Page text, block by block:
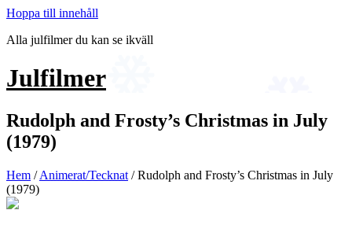
Hoppa till innehåll
Alla julfilmer du kan se ikväll
Julfilmer
Rudolph and Frosty’s Christmas in July
(1979)
Hem /Animerat/Tecknat / Rudolph and Frosty’s Christmas in July
(1979)